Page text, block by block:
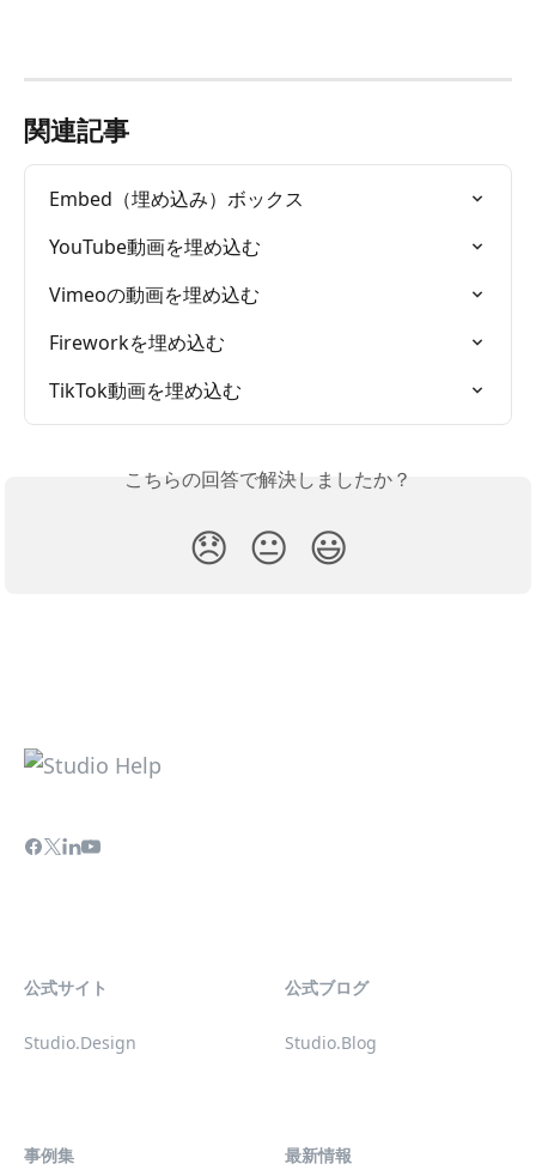
関連記事
Embed（埋め込み）ボックス
YouTube動画を埋め込む
Vimeoの動画を埋め込む
Fireworkを埋め込む
TikTok動画を埋め込む
こちらの回答で解決しましたか？
😞 😐 😃
公式サイト
Studio.Design
公式ブログ
Studio.Blog
事例集 最新情報